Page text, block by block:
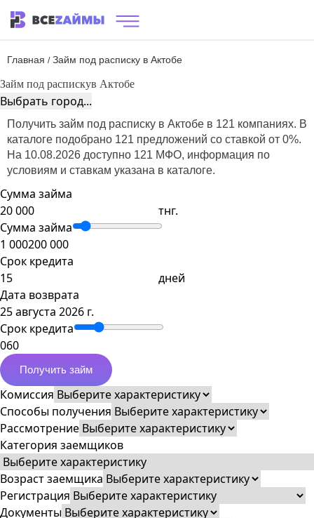
Главная / Займ под расписку в Актобе
Займ под распискув Актобе
Выбрать город...
Получить займ под расписку в Актобе в 121 компаниях. В
каталоге подобрано 121 предложений со ставкой от 0%.
На 10.08.2026 доступно 121 МФО, информация по
условиям и ставкам указана в каталоге.
Сумма займа
тнг.
Сумма займа
1 000200 000
Срок кредита
дней
Дата возврата
25 августа 2026 г.
Срок кредита
060
Получить займ
Комиссия
Способы получения
Рассмотрение
Категория заемщиков
Возраст заемщика
Регистрация
Документы